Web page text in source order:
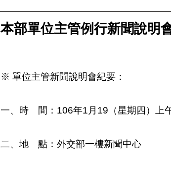
本部單位主管例行新聞說明
※ 單位主管新聞說明會紀要：
一、時 間：106年1月19（星期四）上
二、地 點：外交部一樓新聞中心